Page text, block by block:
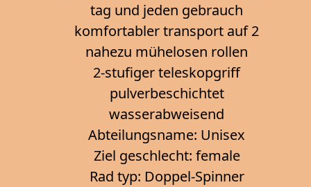
tag und jeden gebrauch
komfortabler transport auf 2
nahezu mühelosen rollen
2-stufiger teleskopgriff
pulverbeschichtet
wasserabweisend
Abteilungsname: Unisex
Ziel geschlecht: female
Rad typ: Doppel-Spinner